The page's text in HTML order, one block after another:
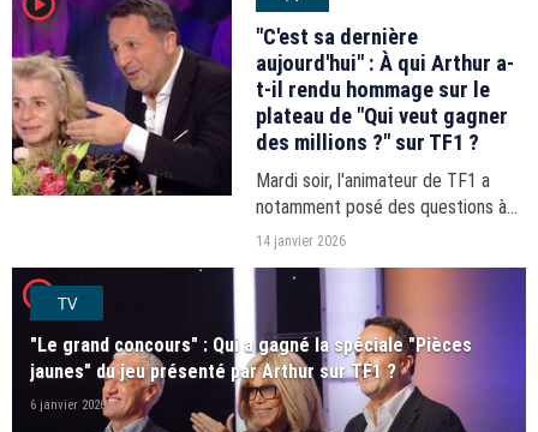
"C'est sa dernière
aujourd'hui" : À qui Arthur a-
t-il rendu hommage sur le
plateau de "Qui veut gagner
des millions ?" sur TF1 ?
Mardi soir, l'animateur de TF1 a
notamment posé des questions à
Jean-Pierre Foucault, et les deux
pour une personne avec qui ils ont
tous les deux travaillé.
14 janvier 2026
player2TV
"Le grand concours" : Qui a gagné la spéciale "Pièces
jaunes" du jeu présenté par Arthur sur TF1 ?
6 janvier 2026